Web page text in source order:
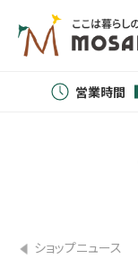
営業時間
ショップニュース